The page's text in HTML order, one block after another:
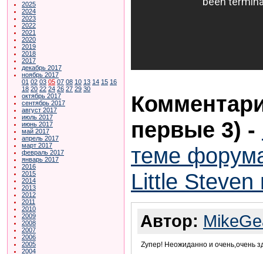
2025
2024
2023
2022
2021
2020
2019
2018
2017
декабрь 2017
ноябрь 2017
01 02 03 05 07 08 10 13 14 15 16
18 20 22 24 26 27 29 30
октябрь 2017
сентябрь 2017
август 2017
июль 2017
июнь 2017
май 2017
апрель 2017
март 2017
февраль 2017
январь 2017
2016
2015
2014
2013
2012
2011
2010
2009
2008
2007
2006
2005
2004
первые 3) -
теме
Little Steven
Автор:
Zупер! Неожиданно и очень,очень